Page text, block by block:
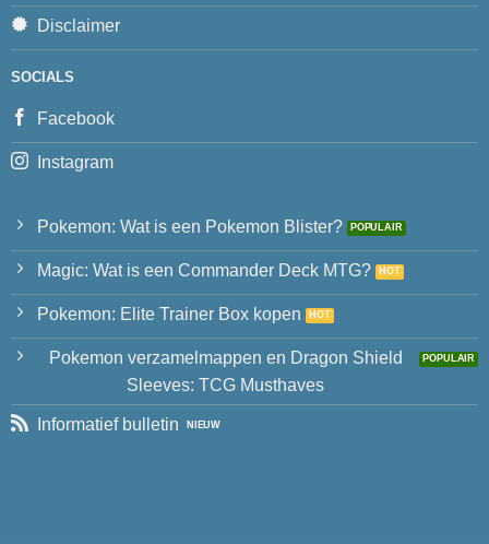
Disclaimer
SOCIALS
Facebook
Instagram
Pokemon: Wat is een Pokemon Blister?
Magic: Wat is een Commander Deck MTG?
Pokemon: Elite Trainer Box kopen
Pokemon verzamelmappen en Dragon Shield
Sleeves: TCG Musthaves
Informatief bulletin